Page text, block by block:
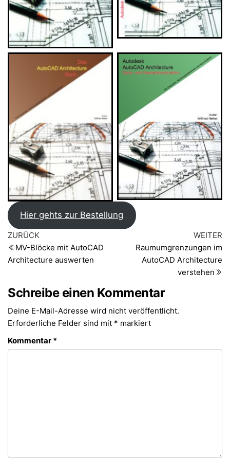
AutoCAD Architecture-
Das Buch zur
Datenauswertung
AutoCAD Architecture
Dachkonstruktion
Hier gehts zur Bestellung
Beitragsnavigation
Vorheriger
Beitrag
ZURÜCK
MV-Blöcke mit AutoCAD
Architecture auswerten
WEITER
Raumumgrenzungen im
AutoCAD Architecture
verstehen
Schreibe einen Kommentar
Deine E-Mail-Adresse wird nicht veröffentlicht.
Erforderliche Felder sind mit * markiert
Kommentar *